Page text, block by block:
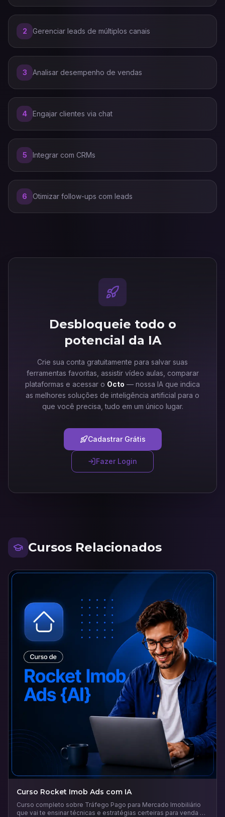
2 Gerenciar leads de múltiplos canais
3 Analisar desempenho de vendas
4 Engajar clientes via chat
5 Integrar com CRMs
6 Otimizar follow-ups com leads
Desbloqueie todo o
potencial da IA
Crie sua conta gratuitamente para salvar suas
ferramentas favoritas, assistir vídeo aulas, comparar
plataformas e acessar o Octo — nossa IA que indica
as melhores soluções de inteligência artificial para o
que você precisa, tudo em um único lugar.
Cadastrar Grátis
Fazer Login
Cursos Relacionados
Curso Rocket Imob Ads com IA
Curso completo sobre Tráfego Pago para Mercado Imobiliário
que vai te ensinar técnicas e estratégias certeiras para venda e